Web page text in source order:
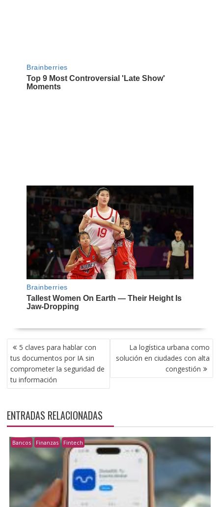
NAVEGACIÓN
DE
ENTRADAS
5 claves para hablar con
tus documentos por IA sin
comprometer la seguridad de
tu información
La logística urbana como
solución en ciudades con alta
congestión
ENTRADAS RELACIONADAS
Bancos Finanzas Fintech